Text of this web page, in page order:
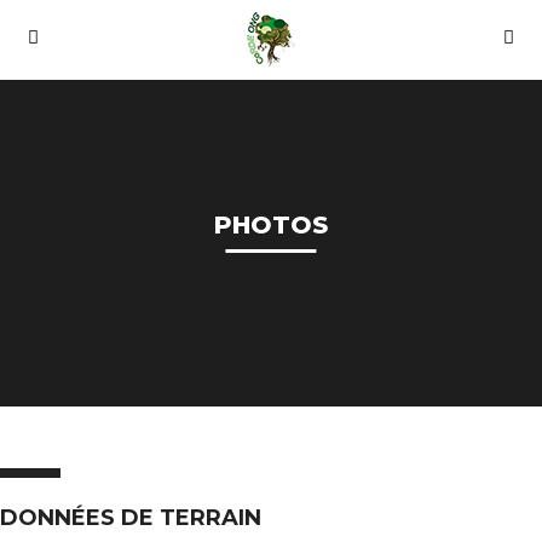
PHOTOS
DONNÉES DE TERRAIN